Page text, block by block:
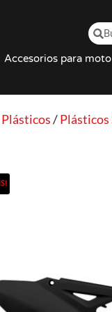
Accesorios para moto
Plásticos/Plásticos